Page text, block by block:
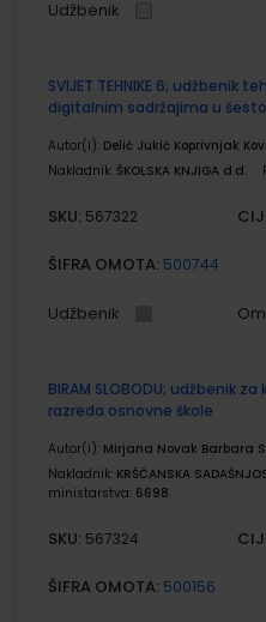
Udžbenik
SVIJET TEHNIKE 6; udžbenik
digitalnim sadržajima u
Autor(i): Delić Jukić Koprivnjak
Nakladnik: ŠKOLSKA KNJIGA d.d.
SKU: 567322
ŠIFRA OMOTA: 500744
Udžbenik
BIRAM SLOBODU; udžbenik
razreda osnovne škole
Autor(i): Mirjana Novak Barbara
Nakladnik: KRŠĆANSKA
ministarstva: 6698
SKU: 567324
ŠIFRA OMOTA: 500156